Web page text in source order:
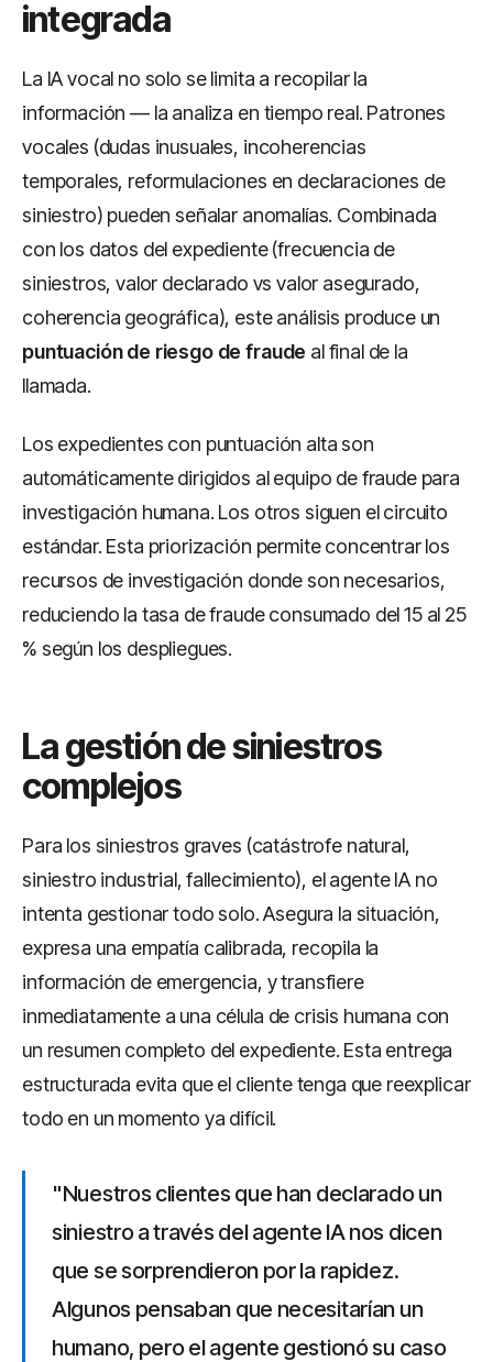
integrada
La IA vocal no solo se limita a recopilar la
información — la analiza en tiempo real. Patrones
vocales (dudas inusuales, incoherencias
temporales, reformulaciones en declaraciones de
siniestro) pueden señalar anomalías. Combinada
con los datos del expediente (frecuencia de
siniestros, valor declarado vs valor asegurado,
coherencia geográfica), este análisis produce un
puntuación de riesgo de fraude al final de la
llamada.
Los expedientes con puntuación alta son
automáticamente dirigidos al equipo de fraude para
investigación humana. Los otros siguen el circuito
estándar. Esta priorización permite concentrar los
recursos de investigación donde son necesarios,
reduciendo la tasa de fraude consumado del 15 al 25
% según los despliegues.
La gestión de siniestros
complejos
Para los siniestros graves (catástrofe natural,
siniestro industrial, fallecimiento), el agente IA no
intenta gestionar todo solo. Asegura la situación,
expresa una empatía calibrada, recopila la
información de emergencia, y transfiere
inmediatamente a una célula de crisis humana con
un resumen completo del expediente. Esta entrega
estructurada evita que el cliente tenga que reexplicar
todo en un momento ya difícil.
"Nuestros clientes que han declarado un
siniestro a través del agente IA nos dicen
que se sorprendieron por la rapidez.
Algunos pensaban que necesitarían un
humano, pero el agente gestionó su caso